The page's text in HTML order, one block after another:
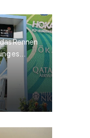
Rennen
es...